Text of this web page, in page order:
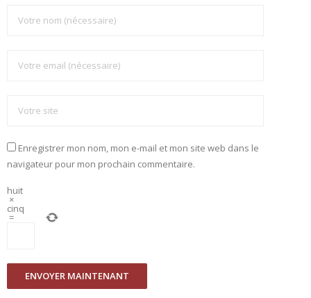
Enregistrer mon nom, mon e-mail et mon site web dans le
navigateur pour mon prochain commentaire.
huit
×
cinq
=